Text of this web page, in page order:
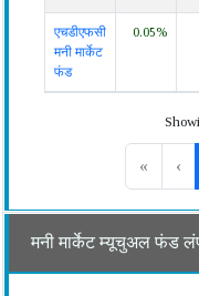
एचडीएफसी
मनी मार्केट
फंड
0.05%
« ‹
मनी मार्केट म्यूचुअल फंड